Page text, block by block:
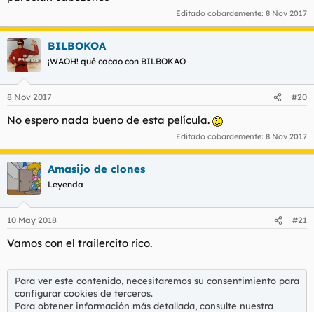
Editado cobardemente: 8 Nov 2017
BILBOKOA
¡WAOH! qué cacao con BILBOKAO
8 Nov 2017 #20
No espero nada bueno de esta película.
Editado cobardemente: 8 Nov 2017
Amasijo de clones
Leyenda
10 May 2018 #21
Vamos con el trailercito rico.
Para ver este contenido, necesitaremos su consentimiento para
configurar cookies de terceros.
Para obtener información más detallada, consulte nuestra